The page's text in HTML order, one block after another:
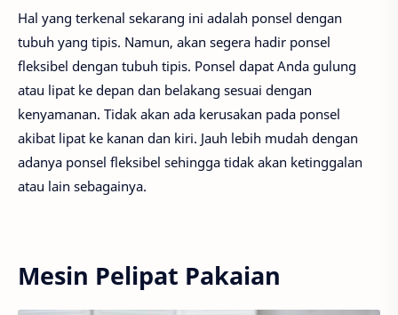
Hal yang terkenal sekarang ini adalah ponsel dengan
tubuh yang tipis. Namun, akan segera hadir ponsel
fleksibel dengan tubuh tipis. Ponsel dapat Anda gulung
atau lipat ke depan dan belakang sesuai dengan
kenyamanan. Tidak akan ada kerusakan pada ponsel
akibat lipat ke kanan dan kiri. Jauh lebih mudah dengan
adanya ponsel fleksibel sehingga tidak akan ketinggalan
atau lain sebagainya.
Mesin Pelipat Pakaian